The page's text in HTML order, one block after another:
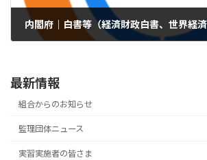
最新情報
組合からのお知らせ
監理団体ニュース
実習実施者の皆さま